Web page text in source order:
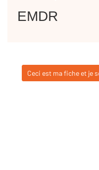
EMDR
Ceci est ma fiche et je